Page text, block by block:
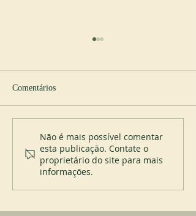
Comentários
Não é mais possível comentar
esta publicação. Contate o
proprietário do site para mais
informações.